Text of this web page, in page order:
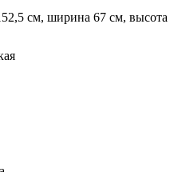
см, ширина 67 см, высота